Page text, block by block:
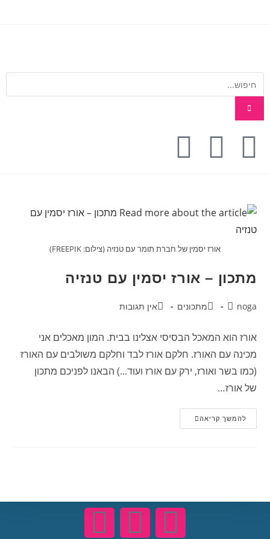
אורז יסמין של חברת תומר עם טנזיה (צילום: FREEPIK)
מתכון – אורז יסמין עם טנזיה
noga מתכונים אין תגובות
אורז הוא המאכל הבסיסי אצלינו בבית. המון מאכלים אני
מכינה עם האורז. חלקם אורז לבד וחלקם משולבים עם האורז
(כמו בשר ואורז, ירק עם אורז ועוד...) הבאנו לפניכם מתכון
של אורז…
להמשך קריאה